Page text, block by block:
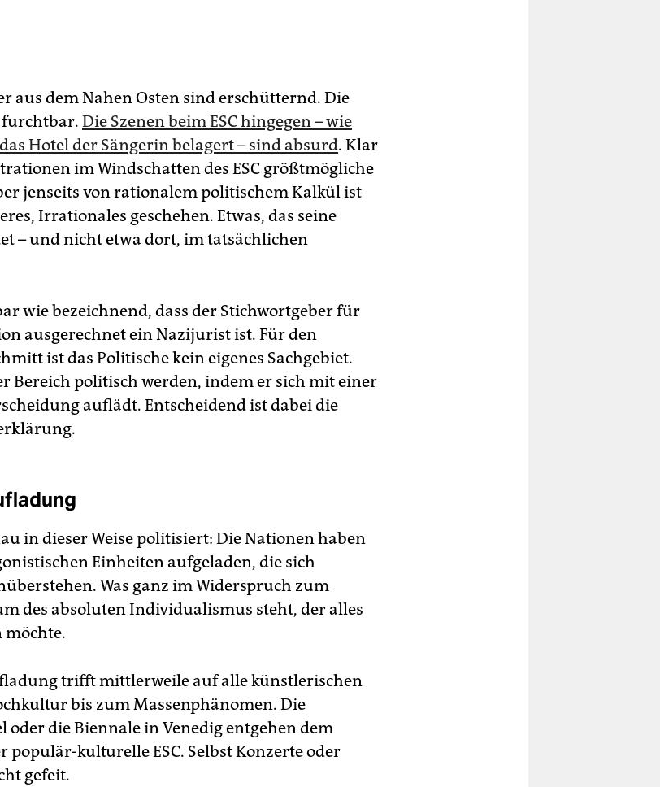
aus dem Nahen Osten sind erschütternd. Die
furchtbar. Die Szenen beim ESC hingegen – wie
Hotel der Sängerin belagert – sind absurd. Klar
im Windschatten des ESC größtmögliche
jenseits von rationalem politischem Kalkül ist
Irrationales geschehen. Etwas, das seine
– und nicht etwa dort, im tatsächlichen
wie bezeichnend, dass der Stichwortgeber für
ausgerechnet ein Nazijurist ist. Für den
ist das Politische kein eigenes Sachgebiet.
Bereich politisch werden, indem er sich mit einer
auflädt. Entscheidend ist dabei die
in dieser Weise politisiert: Die Nationen haben
Einheiten aufgeladen, die sich
Was ganz im Widerspruch zum
des absoluten Individualismus steht, der alles
möchte.
trifft mittlerweile auf alle künstlerischen
bis zum Massenphänomen. Die
oder die Biennale in Venedig entgehen dem
populär-kulturelle ESC. Selbst Konzerte oder
gefeit.